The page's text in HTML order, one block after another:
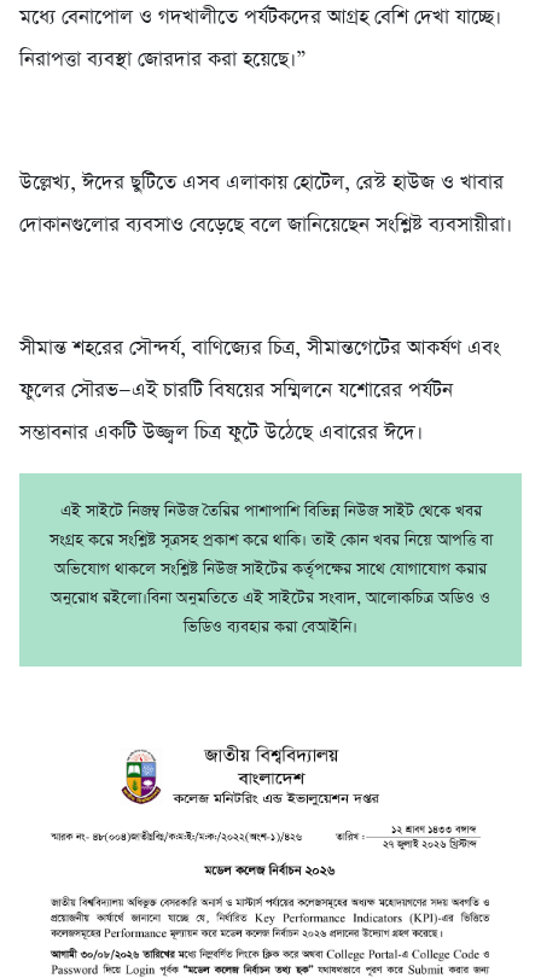
মধ্যে বেনাপোল ও গদখালীতে পর্যটকদের আগ্রহ বেশি দেখা যাচ্ছে।
নিরাপত্তা ব্যবস্থা জোরদার করা হয়েছে।”
উল্লেখ্য, ঈদের ছুটিতে এসব এলাকায় হোটেল, রেস্ট হাউজ ও খাবার
দোকানগুলোর ব্যবসাও বেড়েছে বলে জানিয়েছেন সংশ্লিষ্ট ব্যবসায়ীরা।
সীমান্ত শহরের সৌন্দর্য, বাণিজ্যের চিত্র, সীমান্তগেটের আকর্ষণ এবং
ফুলের সৌরভ—এই চারটি বিষয়ের সম্মিলনে যশোরের পর্যটন
সম্ভাবনার একটি উজ্জ্বল চিত্র ফুটে উঠেছে এবারের ঈদে।
এই সাইটে নিজম্ব নিউজ তৈরির পাশাপাশি বিভিন্ন নিউজ সাইট থেকে খবর
সংগ্রহ করে সংশ্লিষ্ট সূত্রসহ প্রকাশ করে থাকি। তাই কোন খবর নিয়ে আপত্তি বা
অভিযোগ থাকলে সংশ্লিষ্ট নিউজ সাইটের কর্তৃপক্ষের সাথে যোগাযোগ করার
অনুরোধ রইলো।বিনা অনুমতিতে এই সাইটের সংবাদ, আলোকচিত্র অডিও ও
ভিডিও ব্যবহার করা বেআইনি।